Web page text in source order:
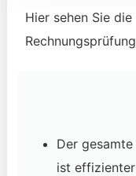
Hier sehen Sie
Der
ist effizienter